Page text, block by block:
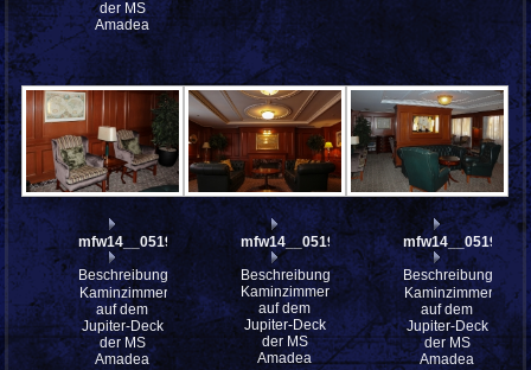
der MS
Amadea
mfw14__051938
Beschreibung:
Kaminzimmer
auf dem
Jupiter-Deck
der MS
Amadea
mfw14__051937
Beschreibung:
Kaminzimmer
auf dem
Jupiter-Deck
der MS
Amadea
mfw14__051930
Beschreibung:
Kaminzimmer
auf dem
Jupiter-Deck
der MS
Amadea